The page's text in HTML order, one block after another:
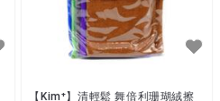
【Kim⁺】清輕鬆 舞倍利珊瑚絨擦